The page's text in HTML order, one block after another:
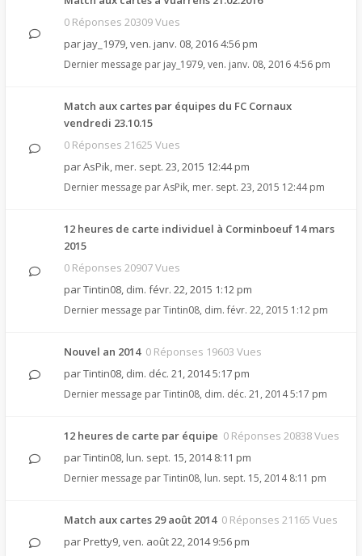
0 Réponses 20309 Vues
par jay_1979,ven. janv. 08, 2016 4:56 pm
Dernier message par jay_1979, ven. janv. 08, 2016 4:56 pm
Match aux cartes par équipes du FC Cornaux
vendredi 23.10.15
0 Réponses 21625 Vues
parAsPik, mer. sept. 23, 2015 12:44 pm
Dernier message parAsPik, mer. sept. 23, 2015 12:44 pm
12 heures de carte individuel à Corminboeuf 14 mars
2015
0 Réponses 20907 Vues
parTintin08, dim. févr. 22, 2015 1:12 pm
Dernier message parTintin08, dim. févr. 22, 2015 1:12 pm
Nouvel an 2014 0 Réponses 19603 Vues
parTintin08, dim. déc. 21, 2014 5:17 pm
Dernier message parTintin08, dim. déc. 21, 2014 5:17 pm
12 heures de carte par équipe 0 Réponses 20838 Vues
parTintin08, lun. sept. 15, 2014 8:11 pm
Dernier message parTintin08, lun. sept. 15, 2014 8:11 pm
Match aux cartes 29 août 2014 0 Réponses 21165 Vues
par Pretty9,ven. août 22, 2014 9:56 pm